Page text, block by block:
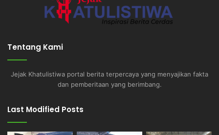
Tentang Kami
Jejak Khatulistiwa portal berita terpercaya yang menyajikan fakta
dan pemberitaan yang berimbang.
Last Modified Posts